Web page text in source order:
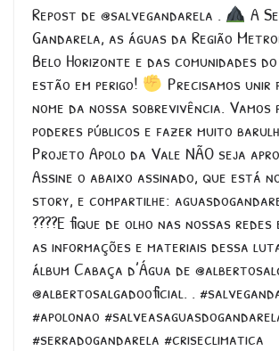
Repost de @salvegandarela .
A
Gandarela, as águas da Região
Belo Horizonte e das comunidades
estão em perigo!
Precisamos unir
nome da nossa sobrevivência.
poderes públicos e fazer muito
Projeto Apolo da Vale NÃO seja
Assine o abaixo assinado, que está
story, e compartilhe:
????E fique de olho nas nossas redes
as informações e materiais dessa
álbum Cabaça d’Água de
@albertosalgadooficial. .
#apolonao
#serradogandarela #criseclimatica